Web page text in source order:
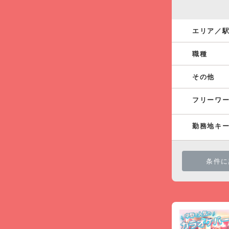
エリア／
職種
その他
フリーワ
勤務地キ
条件